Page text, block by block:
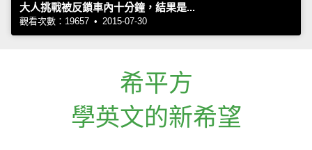
大人挑戰被反鎖車內十分鐘，結果是...
觀看次數：19657 • 2015-07-30
希平方
學英文的新希望